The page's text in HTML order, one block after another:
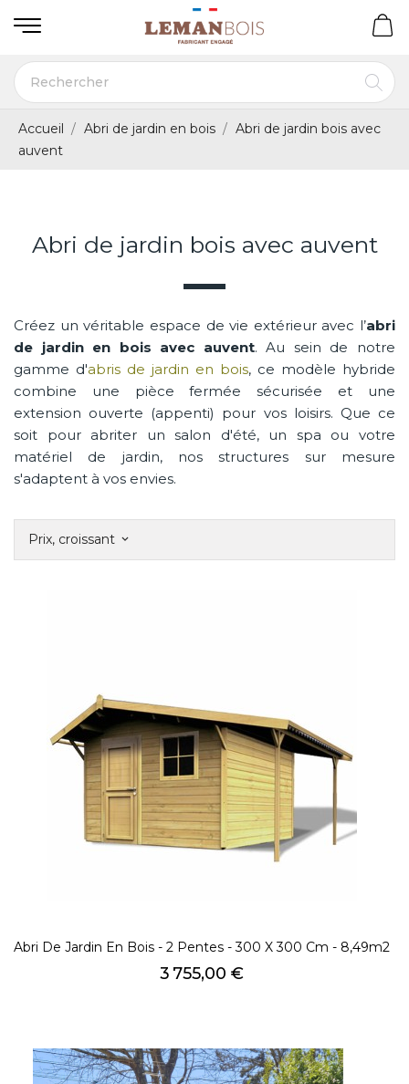
Accueil Abri de jardin en bois
Abri de jardin bois avec
auvent
Abri de jardin bois avec auvent
Créez un véritable espace de vie extérieur avec l’abri
de jardin en bois avec auvent. Au sein de notre
gamme d'abris de jardin en bois, ce modèle hybride
combine une pièce fermée sécurisée et une
extension ouverte (appenti) pour vos loisirs. Que ce
soit pour abriter un salon d'été, un spa ou votre
matériel de jardin, nos structures sur mesure
s'adaptent à vos envies.
Prix, croissant keyboard_arrow_down
Abri De Jardin En Bois - 2 Pentes - 300 X 300 Cm - 8,49m2
Prix
3 755,00 €